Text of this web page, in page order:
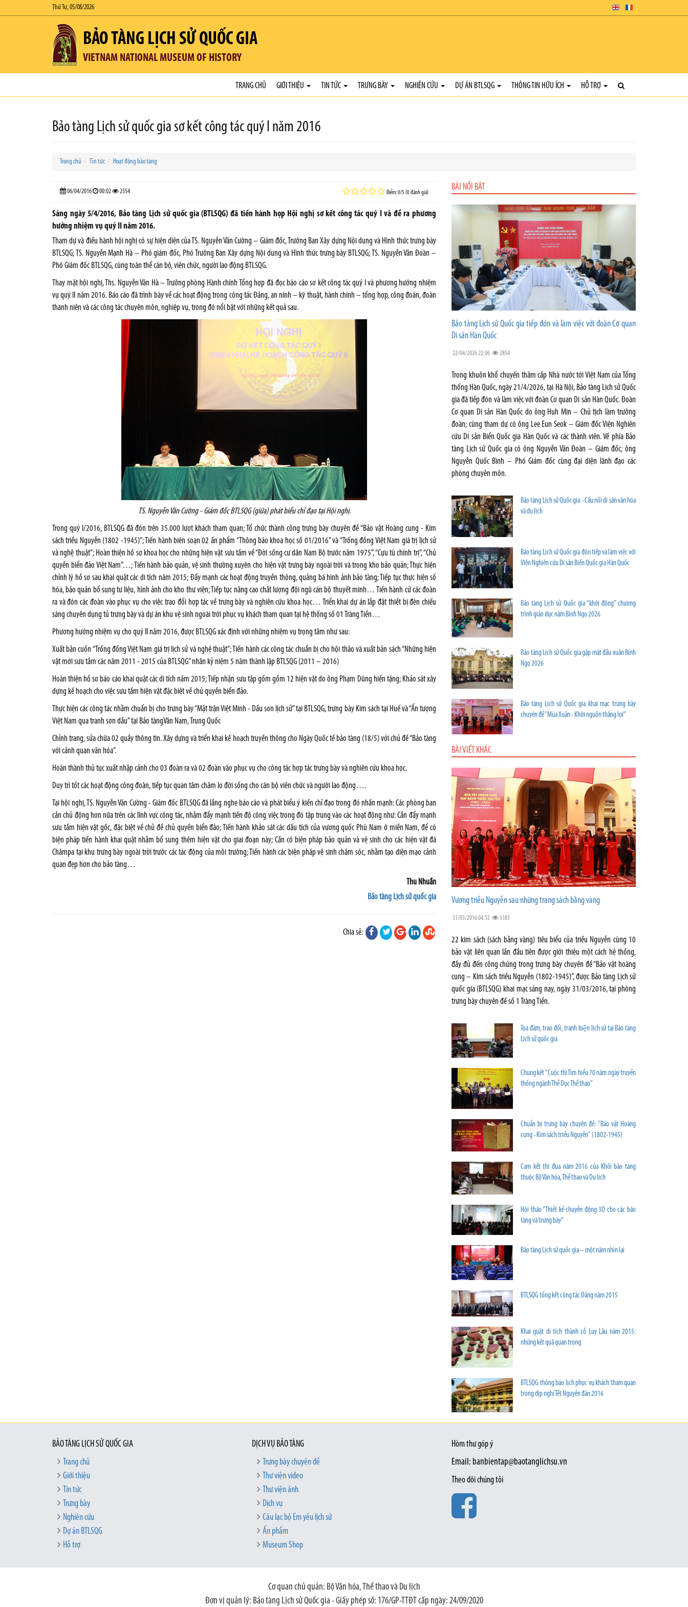
Thứ Tư, 05/08/2026
BẢO TÀNG LỊCH SỬ QUỐC GIA
VIETNAM NATIONAL MUSEUM OF HISTORY
TRANG CHỦ GIỚI THIỆU TIN TỨC TRƯNG BÀY NGHIÊN CỨU DỰ ÁN BTLSQG THÔNG TIN HỮU ÍCH HỖ TRỢ
Bảo tàng Lịch sử quốc gia sơ kết công tác quý I năm 2016
Trang chủ Tin tức Hoạt động bảo tàng
06/04/2016 00:02 2354 Điểm: 0/5 (0 đánh giá)
Sáng ngày 5/4/2016, Bảo tàng Lịch sử quốc gia (BTLSQG) đã tiến hành họp Hội nghị sơ kết công tác quý I và đề ra phương
hướng nhiệm vụ quý II năm 2016.
Tham dự và điều hành hội nghị có sự hiện diện của TS. Nguyễn Văn Cường – Giám đốc, Trưởng Ban Xây dựng Nội dung và Hình thức trưng bày
BTLSQG; TS. Nguyễn Mạnh Hà – Phó giám đốc, Phó Trưởng Ban Xây dựng Nội dung và Hình thức trưng bày BTLSQG; TS. Nguyễn Văn Đoàn –
Phó Giám đốc BTLSQG, cùng toàn thể cán bộ, viên chức, người lao động BTLSQG.
Thay mặt hội nghị, Ths. Nguyễn Văn Hà – Trưởng phòng Hành chính Tổng hợp đã đọc báo cáo sơ kết công tác quý I và phương hướng nhiệm
vụ quý II năm 2016. Báo cáo đã trình bày về các hoạt động trong công tác Đảng, an ninh – kỹ thuật, hành chính – tổng hợp, công đoàn, đoàn
thanh niên và các công tác chuyên môn, nghiệp vụ, trong đó nổi bật với những kết quả sau.
TS. Nguyễn Văn Cường - Giám đốc BTLSQG (giữa) phát biểu chỉ đạo tại Hội nghị.
Trong quý I/2016, BTLSQG đã đón trên 35.000 lượt khách tham quan; Tổ chức thành công trưng bày chuyên đề “Bảo vật Hoàng cung - Kim
sách triều Nguyễn (1802 -1945)”; Tiến hành biên soạn 02 ấn phẩm “Thông báo khoa học số 01/2016” và “Trống đồng Việt Nam giá trị lịch sử
và nghệ thuật”; Hoàn thiện hồ sơ khoa học cho những hiện vật sưu tầm về “Đời sống cư dân Nam Bộ trước năm 1975”, “Cựu tù chính trị”, “Chủ
quyền biển đảo Việt Nam”…; Tiến hành bảo quản, vệ sinh thường xuyên cho hiện vật trưng bày ngoài trời và trong kho bảo quản; Thực hiện
chỉnh lý hồ sơ sau khai quật các di tích năm 2015; Đẩy mạnh các hoạt động truyền thông, quảng bá hình ảnh bảo tàng; Tiếp tục thực hiện số
hóa, bảo quản bổ sung tư liệu, hình ảnh cho kho thư viện; Tiếp tục nâng cao chất lượng đội ngũ cán bộ thuyết minh… Tiến hành cử các đoàn
ra và đón các đoàn vào phục vụ cho việc trao đổi hợp tác về trưng bày và nghiên cứu khoa học… Triển khai dự án lắp đặt thiết bị đèn chiếu
sáng chuyên dụng tủ trưng bày và dự án khu vệ sinh ngoài trời phục vụ khách tham quan tại hệ thống số 01 Tràng Tiền…
Phương hướng nhiệm vụ cho quý II năm 2016, được BTLSQG xác định với những nhiệm vụ trọng tâm như sau:
Xuất bản cuốn “Trống đồng Việt Nam giá trị lịch sử và nghệ thuật”; Tiến hành các công tác chuẩn bị cho hội thảo và xuất bản sách “Những hiện
vật mới sưu tầm các năm 2011 - 2015 của BTLSQG” nhân kỷ niệm 5 năm thành lập BTLSQG (2011 – 2016)
Hoàn thiện hồ sơ báo cáo khai quật các di tích năm 2015; Tiếp nhận sưu tập gốm gồm 12 hiện vật do ông Phạm Dũng hiến tặng; Khảo sát xây
dựng kế hoạch cho việc sưu tầm hiện vật đặc biệt về chủ quyền biển đảo.
Thực hiện các công tác nhằm chuẩn bị cho trưng bày “Mặt trận Việt Minh - Dấu son lịch sử” tại BTLSQG, trưng bày Kim sách tại Huế và “Ấn tượng
Việt Nam qua tranh sơn dầu” tại Bảo tàngVân Nam, Trung Quốc
Chỉnh trang, sửa chữa 02 quầy thông tin. Xây dựng và triển khai kế hoạch truyền thông cho Ngày Quốc tế bảo tàng (18/5) với chủ đề “Bảo tàng
với cảnh quan văn hóa”.
Hoàn thành thủ tục xuất nhập cảnh cho 03 đoàn ra và 02 đoàn vào phục vụ cho công tác hợp tác trưng bày và nghiên cứu khoa học.
Duy trì tốt các hoạt động công đoàn, tiếp tục quan tâm chăm lo đời sống cho cán bộ viên chức và người lao động….
Tại hội nghị, TS. Nguyễn Văn Cường - Giám đốc BTLSQG đã lắng nghe báo cáo và phát biểu ý kiến chỉ đạo trong đó nhấn mạnh: Các phòng ban
cần chủ động hơn nữa trên các lĩnh vực công tác, nhằm đẩy mạnh tiến độ công việc trong đó tập trung vào các hoạt động như: Cần đẩy mạnh
sưu tầm hiện vật gốc, đặc biệt về chủ đề chủ quyền biển đảo; Tiến hành khảo sát các dấu tích của vương quốc Phù Nam ở miền Nam, để có
biện pháp tiến hành khai quật nhằm bổ sung thêm hiện vật cho giai đoạn này; Cần có biện pháp bảo quản và vệ sinh cho các hiện vật đá
Chămpa tại khu trưng bày ngoài trời trước các tác động của môi trường; Tiến hành các biện pháp vệ sinh chăm sóc, nhằm tạo diện mạo cảnh
quan đẹp hơn cho bảo tàng…
Thu Nhuần
Bảo tàng Lịch sử quốc gia
Chia sẻ:
BÀI NỔI BẬT
Bảo tàng Lịch sử Quốc gia tiếp đón và làm việc với đoàn Cơ quan
Di sản Hàn Quốc
22/04/2026 22:06 2854
Trong khuôn khổ chuyến thăm cấp Nhà nước tới Việt Nam của Tổng
thống Hàn Quốc, ngày 21/4/2026, tại Hà Nội, Bảo tàng Lịch sử Quốc
gia đã tiếp đón và làm việc với đoàn Cơ quan Di sản Hàn Quốc. Đoàn
Cơ quan Di sản Hàn Quốc do ông Huh Min – Chủ tịch làm trưởng
đoàn; cùng tham dự có ông Lee Eun Seok – Giám đốc Viện Nghiên
cứu Di sản Biển Quốc gia Hàn Quốc và các thành viên. Về phía Bảo
tàng Lịch sử Quốc gia có ông Nguyễn Văn Đoàn – Giám đốc; ông
Nguyễn Quốc Bình – Phó Giám đốc cùng đại diện lãnh đạo các
phòng chuyên môn.
Bảo tàng Lịch sử Quốc gia - Cầu nối di sản văn hóa
và du lịch
Bảo tàng Lịch sử Quốc gia đón tiếp và làm việc với
Viện Nghiên cứu Di sản Biển Quốc gia Hàn Quốc
Bảo tàng Lịch sử Quốc gia “khởi động” chương
trình giáo dục năm Bính Ngọ 2026
Bảo tàng Lịch sử Quốc gia gặp mặt đầu xuân Bính
Ngọ 2026
Bảo tàng Lịch sử Quốc gia khai mạc trưng bày
chuyên đề “Mùa Xuân - Khởi nguồn thắng lợi”
BÀI VIẾT KHÁC
Vương triều Nguyễn sau những trang sách bằng vàng
31/03/2016 04:52 3183
22 kim sách (sách bằng vàng) tiêu biểu của triều Nguyễn cùng 10
bảo vật liên quan lần đầu tiên được giới thiệu một cách hệ thống,
đầy đủ đến công chúng trong trưng bày chuyên đề “Bảo vật hoàng
cung – Kim sách triều Nguyễn (1802-1945)”, được Bảo tàng Lịch sử
quốc gia (BTLSQG) khai mạc sáng nay, ngày 31/03/2016, tại phòng
trưng bày chuyên đề số 1 Tràng Tiền.
Tọa đàm, trao đổi, tranh biện lịch sử tại Bảo tàng
Lịch sử quốc gia
Chung kết “Cuộc thi Tìm hiểu 70 năm ngày truyền
thống ngành Thể Dục Thể thao”
Chuẩn bị trưng bày chuyên đề: "Bảo vật Hoàng
cung - Kim sách triều Nguyễn" (1802-1945)
Cam kết thi đua năm 2016 của Khối bảo tàng
thuộc Bộ Văn hóa, Thể thao và Du lịch
Hội thảo “Thiết kế chuyển động 3D cho các bảo
tàng và trưng bày”
Bảo tàng Lịch sử quốc gia – một năm nhìn lại
BTLSQG tổng kết công tác Đảng năm 2015
Khai quật di tích thành cổ Luy Lâu năm 2015:
những kết quả quan trọng
BTLSQG thông báo lịch phục vụ khách tham quan
trong dịp nghỉ Tết Nguyên đán 2016
BẢO TÀNG LỊCH SỬ QUỐC GIA
Trang chủ
Giới thiệu
Tin tức
Trưng bày
Nghiên cứu
Dự án BTLSQG
Hỗ trợ
DỊCH VỤ BẢO TÀNG
Trưng bày chuyên đề
Thư viện video
Thư viện ảnh
Dịch vụ
Câu lạc bộ Em yêu lịch sử
Ấn phẩm
Museum Shop
Hòm thư góp ý
Email: banbientap@baotanglichsu.vn
Theo dõi chúng tôi
Cơ quan chủ quản: Bộ Văn hóa, Thể thao và Du lịch
Đơn vị quản lý: Bảo tàng Lịch sử Quốc gia - Giấy phép số: 176/GP-TTĐT cấp ngày: 24/09/2020